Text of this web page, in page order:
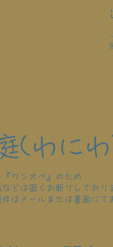
(わにわ
ワンオペ』のため
などは固くお断りしており
件はメールまたは書面にて